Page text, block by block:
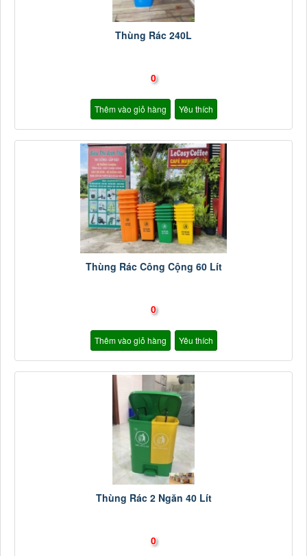
Thùng Rác 240L
0
Thêm vào giỏ hàng Yêu thích
Thùng Rác Công Cộng 60 Lít
0
Thêm vào giỏ hàng Yêu thích
Thùng Rác 2 Ngăn 40 Lít
0